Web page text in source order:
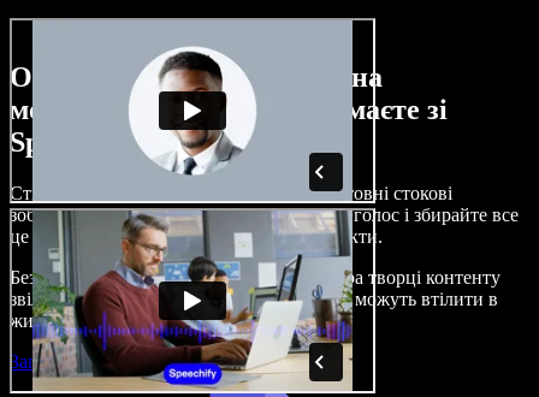
Ось лише невелика частина
можливостей, які ви отримаєте зі
Speechify Studio.
Створюйте озвучення, додавайте безкоштовні стокові
зображення, музику, відео, клонуйте свій голос і збирайте все
це в цілісні, захопливі аудіо- та відеопроєкти.
Без складного навчання й прямо з браузера творці контенту
звільняються від традиційних обмежень і можуть втілити в
життя будь-які ідеї.
Запустити Studio